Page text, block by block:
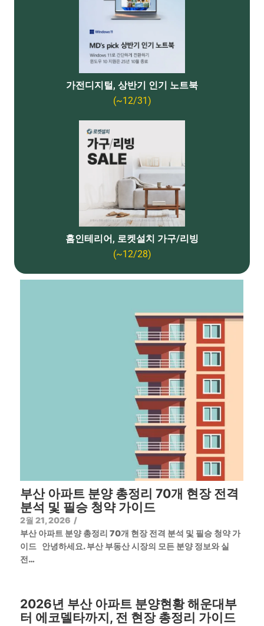
가전디지털, 상반기 인기 노트북
(~12/31)
홈인테리어, 로켓설치 가구/리빙
(~12/28)
부산 아파트 분양 총정리 70개 현장 전격
분석 및 필승 청약 가이드
2월 21, 2026 /
부산 아파트 분양 총정리 70개 현장 전격 분석 및 필승 청약 가
이드 안녕하세요. 부산 부동산 시장의 모든 분양 정보와 실
전…
2026년 부산 아파트 분양현황 해운대부
터 에코델타까지, 전 현장 총정리 가이드